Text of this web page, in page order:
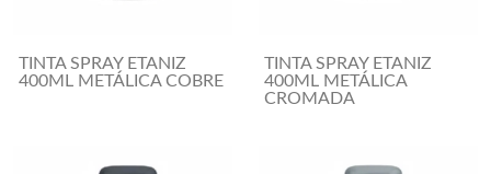
TINTA SPRAY ETANIZ
400ML METÁLICA COBRE
TINTA SPRAY ETANIZ
400ML METÁLICA
CROMADA